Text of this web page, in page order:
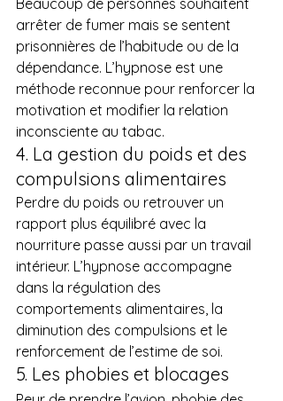
arrêter de fumer mais se sentent
prisonnières de l’habitude ou de la
dépendance. L’hypnose est une
méthode reconnue pour renforcer la
motivation et modifier la relation
inconsciente au tabac.
4. La gestion du poids et des
compulsions alimentaires
Perdre du poids ou retrouver un
rapport plus équilibré avec la
nourriture passe aussi par un travail
intérieur. L’hypnose accompagne
dans la régulation des
comportements alimentaires, la
diminution des compulsions et le
renforcement de l’estime de soi.
5. Les phobies et blocages